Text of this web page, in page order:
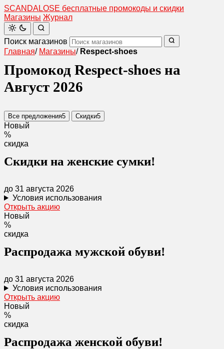
SCANDALOSE бесплатные промокоды и скидки
Магазины Журнал
Поиск магазинов
Главная/ Магазины/ Respect-shoes
Промокод Respect-shoes на
Август 2026
Все предложения5 Скидки5
Новый
%
скидка
Скидки на женские сумки!
до 31 августа 2026
Условия использования
Открыть акцию
Новый
%
скидка
Распродажа мужской обуви!
до 31 августа 2026
Условия использования
Открыть акцию
Новый
%
скидка
Распродажа женской обуви!